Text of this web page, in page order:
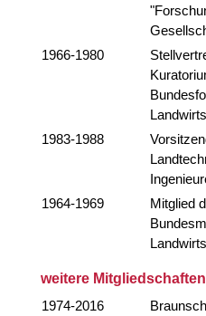
1966-1980
1983-1988
1964-1969
Mitglied
weitere
1974-2016